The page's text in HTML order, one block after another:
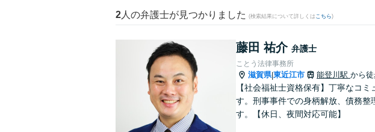
2 人の弁護士が見つかりました (検索結果について詳しくは こちら)
藤田 祐介 弁護士
ことう法律事務所
滋賀県|東近江市 能登川駅 から
【社会福祉士資格保有】丁寧なコ
す。刑事事件での身柄解放、債務整
す。【休日、夜間対応可能】